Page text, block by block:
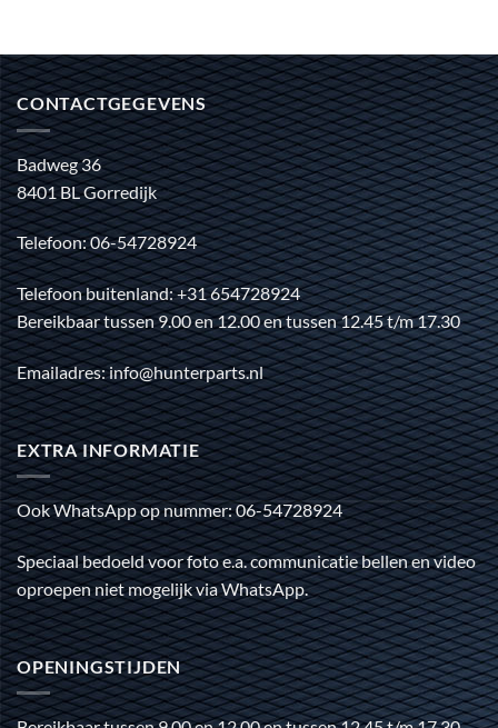
CONTACTGEGEVENS
Badweg 36
8401 BL Gorredijk
Telefoon: 06-54728924
Telefoon buitenland: +31 654728924
Bereikbaar tussen 9.00 en 12.00 en tussen 12.45 t/m 17.30
Emailadres: info@hunterparts.nl
EXTRA INFORMATIE
Ook WhatsApp op nummer: 06-54728924
Speciaal bedoeld voor foto e.a. communicatie bellen en video
oproepen niet mogelijk via WhatsApp.
OPENINGSTIJDEN